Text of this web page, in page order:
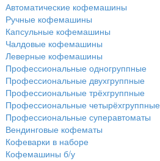
Автоматические кофемашины
Ручные кофемашины
Капсульные кофемашины
Чалдовые кофемашины
Леверные кофемашины
Профессиональные одногруппные
Профессиональные двухгруппные
Профессиональные трёхгруппные
Профессиональные четырёхгруппные
Профессиональные суперавтоматы
Вендинговые кофематы
Кофеварки в наборе
Кофемашины б/у